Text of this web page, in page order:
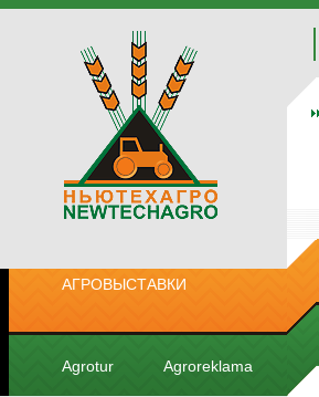
АГРОВЫСТАВКИ
Agrotur Agroreklama